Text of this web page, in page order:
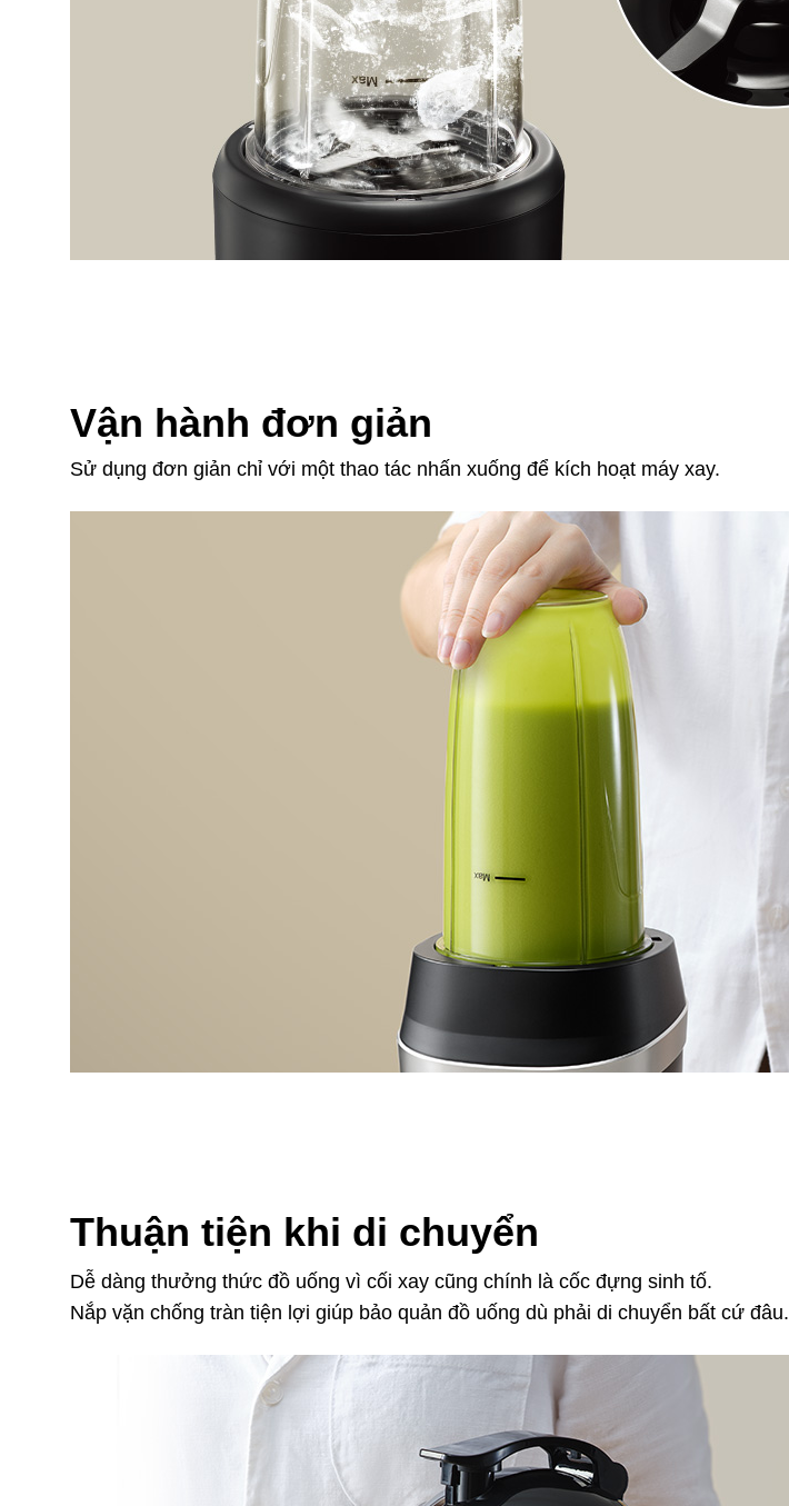
Vận hành đơn giản
Sử dụng đơn giản chỉ với một thao tác nhấn xuống để kích hoạt máy xay.
Thuận tiện khi di chuyển
Dễ dàng thưởng thức đồ uống vì cối xay cũng chính là cốc đựng sinh tố.
Nắp vặn chống tràn tiện lợi giúp bảo quản đồ uống dù phải di chuyển bất cứ đâu.